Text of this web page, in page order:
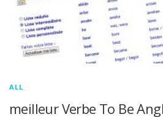
ALL
meilleur Verbe To Be